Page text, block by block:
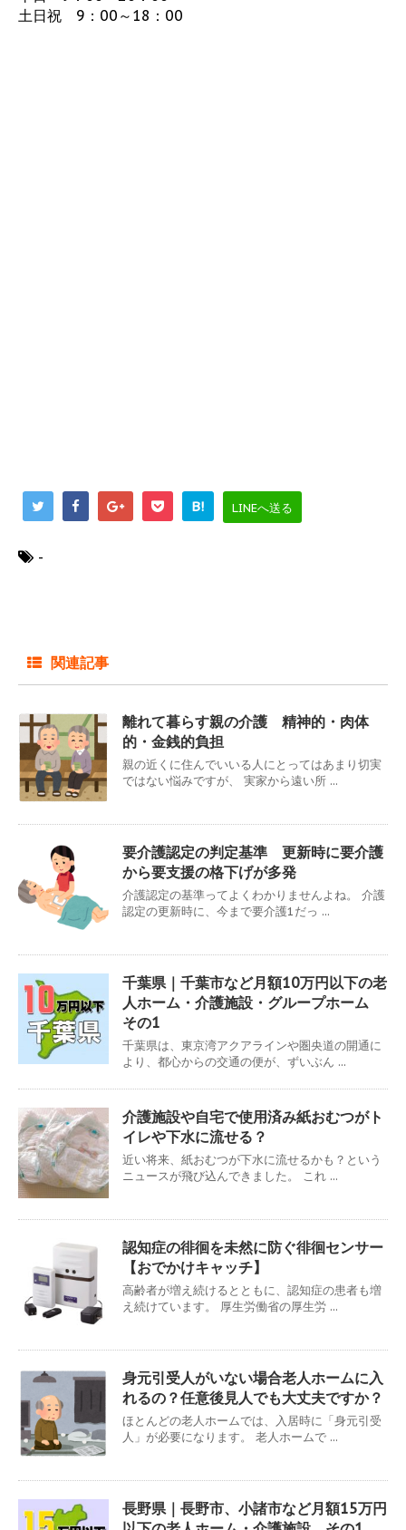
土日祝 9：00～18：00
B! LINEへ送る
-
関連記事
離れて暮らす親の介護 精神的・肉体
的・金銭的負担
親の近くに住んでいいる人にとってはあまり切実
ではない悩みですが、 実家から遠い所 ...
要介護認定の判定基準 更新時に要介護
から要支援の格下げが多発
介護認定の基準ってよくわかりませんよね。 介護
認定の更新時に、今まで要介護1だっ ...
千葉県｜千葉市など月額10万円以下の老
人ホーム・介護施設・グループホーム
その1
千葉県は、東京湾アクアラインや圏央道の開通に
より、都心からの交通の便が、ずいぶん ...
介護施設や自宅で使用済み紙おむつがト
イレや下水に流せる？
近い将来、紙おむつが下水に流せるかも？という
ニュースが飛び込んできました。 これ ...
認知症の徘徊を未然に防ぐ徘徊センサー
【おでかけキャッチ】
高齢者が増え続けるとともに、認知症の患者も増
え続けています。 厚生労働省の厚生労 ...
身元引受人がいない場合老人ホームに入
れるの？任意後見人でも大丈夫ですか？
ほとんどの老人ホームでは、入居時に「身元引受
人」が必要になります。 老人ホームで ...
長野県｜長野市、小諸市など月額15万円